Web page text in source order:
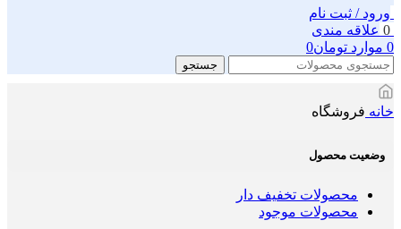
ورود / ثبت نام
0 علاقه مندی
0 موارد تومان0
جستجو
خانه فروشگاه
وضعیت محصول
محصولات تخفیف دار
محصولات موجود